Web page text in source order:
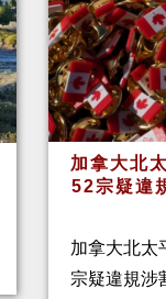
加拿大北
52宗疑違
加拿大北太
宗疑違規涉